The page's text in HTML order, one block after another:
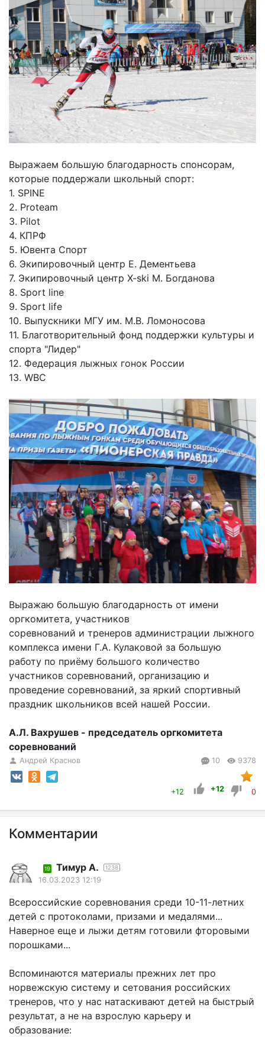
Выражаем большую благодарность спонсорам,
которые поддержали школьный спорт:
1. SPINE
2. Proteam
3. Pilot
4. КПРФ
5. Ювента Спорт
6. Экипировочный центр Е. Дементьева
7. Экипировочный центр X-ski М. Богданова
8. Sport line
9. Sport life
10. Выпускники МГУ им. М.В. Ломоносова
11. Благотворительный фонд поддержки культуры и
спорта "Лидер"
12. Федерация лыжных гонок России
13. WBC
Выражаю большую благодарность от имени
оргкомитета, участников
соревнований и тренеров администрации лыжного
комплекса имени Г.А. Кулаковой за большую
работу по приёму большого количество
участников соревнований, организацию и
проведение соревнований, за яркий спортивный
праздник школьников всей нашей России.
А.Л. Вахрушев - председатель оргкомитета
соревнований
Андрей Краснов 10 9378
+12 +12 0
Комментарии
19 Тимур А. 1238
16.03.2023 12:19
Всероссийские соревнования среди 10-11-летних
детей с протоколами, призами и медалями...
Наверное еще и лыжи детям готовили фторовыми
порошками...
Вспоминаются материалы прежних лет про
норвежскую систему и сетования российских
тренеров, что у нас натаскивают детей на быстрый
результат, а не на взрослую карьеру и
образование: